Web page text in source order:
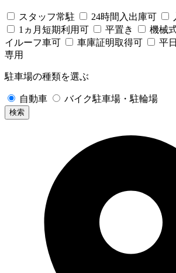
スタッフ常駐 24時間入出庫可
1ヵ月短期利用可
平置き 機械
イルーフ車可
車庫証明取得可 平
専用
駐車場の種類を選ぶ
自動車 バイク駐車場・駐輪場
検索